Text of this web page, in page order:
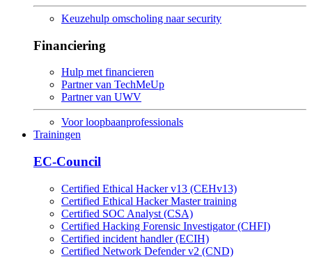
Keuzehulp omscholing naar security
Financiering
Hulp met financieren
Partner van TechMeUp
Partner van UWV
Voor loopbaanprofessionals
Trainingen
EC-Council
Certified Ethical Hacker v13 (CEHv13)
Certified Ethical Hacker Master training
Certified SOC Analyst (CSA)
Certified Hacking Forensic Investigator (CHFI)
Certified incident handler (ECIH)
Certified Network Defender v2 (CND)